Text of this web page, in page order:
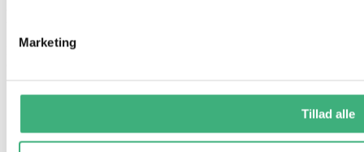
Marketing
Tillad alle
Der er stadig mulighed for at afgive ordre på vores hjemmeside